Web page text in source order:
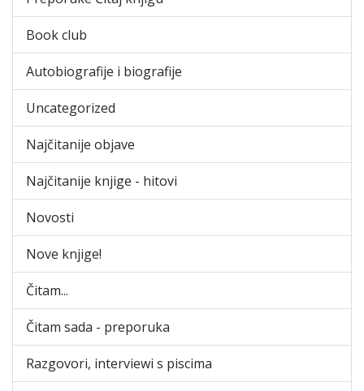
Book club
Autobiografije i biografije
Uncategorized
Najčitanije objave
Najčitanije knjige - hitovi
Novosti
Nove knjige!
Čitam...
Čitam sada - preporuka
Razgovori, interviewi s piscima